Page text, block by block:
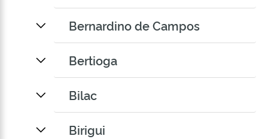
Bernardino de Campos
Bertioga
Bilac
Birigui